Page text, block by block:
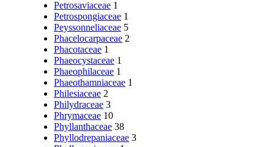
Petrosaviaceae 1
Petrospongiaceae 1
Peyssonneliaceae 5
Phacelocarpaceae 2
Phacotaceae 1
Phaeocystaceae 1
Phaeophilaceae 1
Phaeothamniaceae 1
Philesiaceae 2
Philydraceae 3
Phrymaceae 10
Phyllanthaceae 38
Phyllodrepaniaceae 3